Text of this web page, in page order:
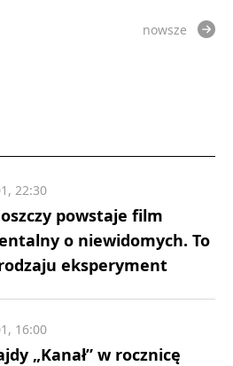
nowsze
powstaje film
o niewidomych. To
eksperyment
22:30
„Kanał” w rocznicę
16:00